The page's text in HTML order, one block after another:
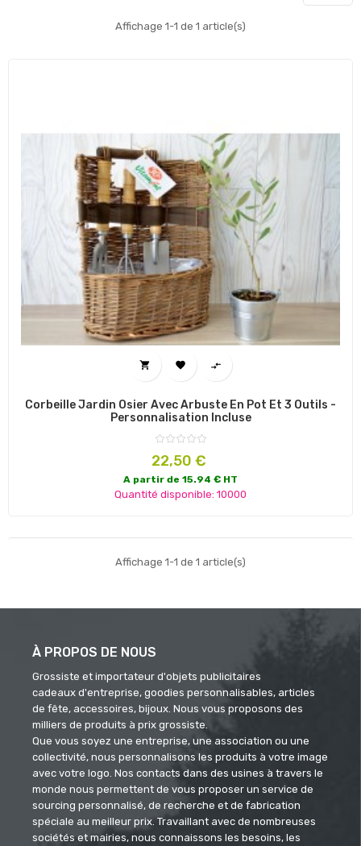
Affichage 1-1 de 1 article(s)
  
Corbeille Jardin Osier Avec Arbuste En Pot Et 3 Outils -
Personnalisation Incluse
Prix
22,50 €
A partir de 15.94 € HT
Quantité disponible: 10000
Affichage 1-1 de 1 article(s)
À PROPOS DE NOUS
Grossiste et importateur d'objets publicitaires
cadeaux d'entreprise, goodies personnalisables, articles
de fête, accessoires, bijoux. Nous vous proposons des
milliers de produits à prix grossiste.
Que vous soyez une entreprise, une association ou une
collectivité, nous personnalisons les produits à votre image
avec votre logo. Nos contacts dans des usines à travers le
monde nous permettent de vous proposer un service de
sourcing personnalisé, de recherche et de fabrication
spéciale au meilleur prix. Travaillant avec de nombreuses
sociétés et mairies, nous connaissons les besoins, les